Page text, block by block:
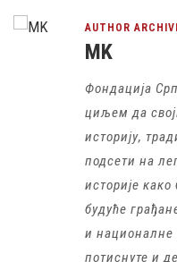
AUTHOR
MK
Фондација
циљем да
историју,
подсети на
историје
будуће
и националне
потиснуте и